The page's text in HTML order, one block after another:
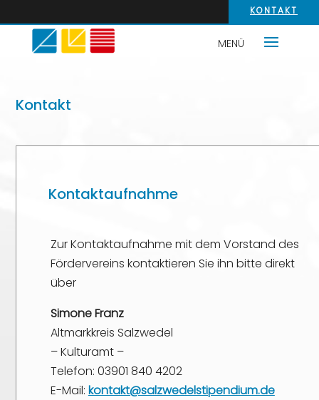
KONTAKT
Kontakt
Kontaktaufnahme
Zur Kontaktaufnahme mit dem Vorstand des
Fördervereins kontaktieren Sie ihn bitte direkt
über
Simone Franz
Altmarkkreis Salzwedel
– Kulturamt –
Telefon: 03901 840 4202
E-Mail: kontakt@salzwedelstipendium.de